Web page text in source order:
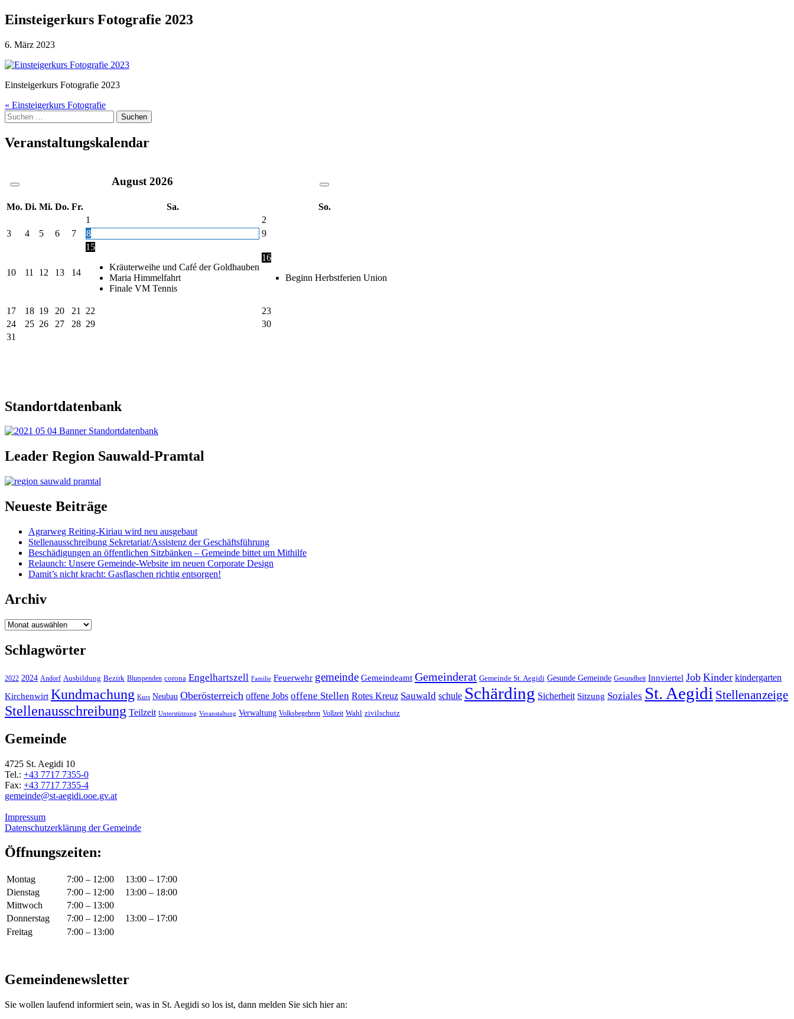
Einsteigerkurs Fotografie 2023
6. März 2023
Einsteigerkurs Fotografie 2023
Beitragsnavigation
« Einsteigerkurs Fotografie
Suche
nach:
Veranstaltungskalendar
August 2026
Mo. Di. Mi. Do. Fr. Sa.
So.
1
2
3
4 5 6 7 8 9
10 11 12 13 14
15
Kräuterweihe und Café der Goldhauben
Maria Himmelfahrt
Finale VM Tennis
16
Beginn Herbstferien Union
17 18 19 20 21 22
23
24
25 26 27 28 29
30
31
Standortdatenbank
Leader Region Sauwald-Pramtal
Neueste Beiträge
Agrarweg Reiting-Kiriau wird neu ausgebaut
Stellenausschreibung Sekretariat/Assistenz der Geschäftsführung
Beschädigungen an öffentlichen Sitzbänken – Gemeinde bittet um Mithilfe
Relaunch: Unsere Gemeinde-Website im neuen Corporate Design
Damit’s nicht kracht: Gasflaschen richtig entsorgen!
Archiv
Archiv
Schlagwörter
2022 2024 Andorf Ausbildung Bezirk Blutspenden corona Engelhartszell Familie Feuerwehr gemeinde Gemeindeamt Gemeinderat Gemeinde St. Aegidi Gesunde Gemeinde Gesundheit Innviertel Job Kinder kindergarten
Kirchenwirt Kundmachung Kurs Neubau Oberösterreich offene Jobs offene Stellen Rotes Kreuz Sauwald schule Schärding Sicherheit Sitzung Soziales St. Aegidi Stellenanzeige
Stellenausschreibung Teilzeit Unterstützung Veranstaltung Verwaltung Volksbegehren Vollzeit Wahl zivilschutz
Gemeinde
4725 St. Aegidi 10
Tel.: +43 7717 7355-0
Fax: +43 7717 7355-4
gemeinde@st-aegidi.ooe.gv.at
Impressum
Datenschutzerklärung der Gemeinde
Öffnungszeiten:
Montag 7:00 – 12:00
13:00 – 17:00
Dienstag
7:00 – 12:00
13:00 – 18:00
Mittwoch
7:00 – 13:00
Donnerstag
7:00 – 12:00
13:00 – 17:00
Freitag
7:00 – 13:00
Gemeindenewsletter
Sie wollen laufend informiert sein, was in St. Aegidi so los ist, dann melden Sie sich hier an: